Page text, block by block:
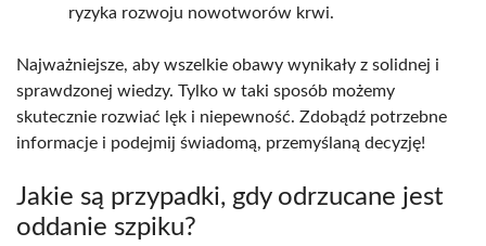
ryzyka rozwoju nowotworów krwi.
Najważniejsze, aby wszelkie obawy wynikały z solidnej i
sprawdzonej wiedzy. Tylko w taki sposób możemy
skutecznie rozwiać lęk i niepewność. Zdobądź potrzebne
informacje i podejmij świadomą, przemyślaną decyzję!
Jakie są przypadki, gdy odrzucane jest
oddanie szpiku?